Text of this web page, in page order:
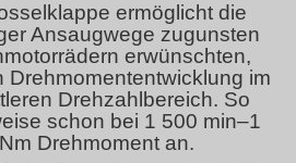
ermöglicht die
Ansaugwege zugunsten
erwünschten,
Drehmomententwicklung im
Drehzahlbereich. So
schon bei 1 500 min–1
Drehmoment an.